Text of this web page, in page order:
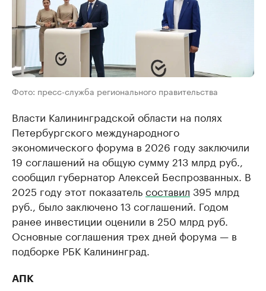
Фото: пресс-служба регионального правительства
Власти Калининградской области на полях
Петербургского международного
экономического форума в 2026 году заключили
19 соглашений на общую сумму 213 млрд руб.,
сообщил губернатор Алексей Беспрозванных. В
2025 году этот показательсоставил 395 млрд
руб., было заключено 13 соглашений. Годом
ранее инвестиции оценили в 250 млрд руб.
Основные соглашения трех дней форума — в
подборке РБК Калининград.
АПК